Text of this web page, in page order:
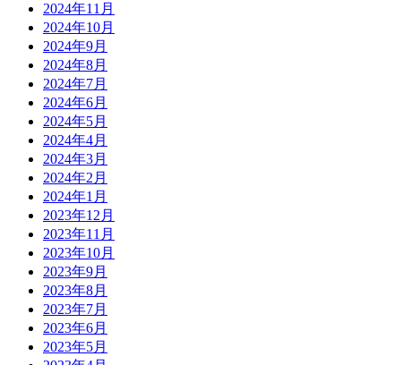
2024年11月
2024年10月
2024年9月
2024年8月
2024年7月
2024年6月
2024年5月
2024年4月
2024年3月
2024年2月
2024年1月
2023年12月
2023年11月
2023年10月
2023年9月
2023年8月
2023年7月
2023年6月
2023年5月